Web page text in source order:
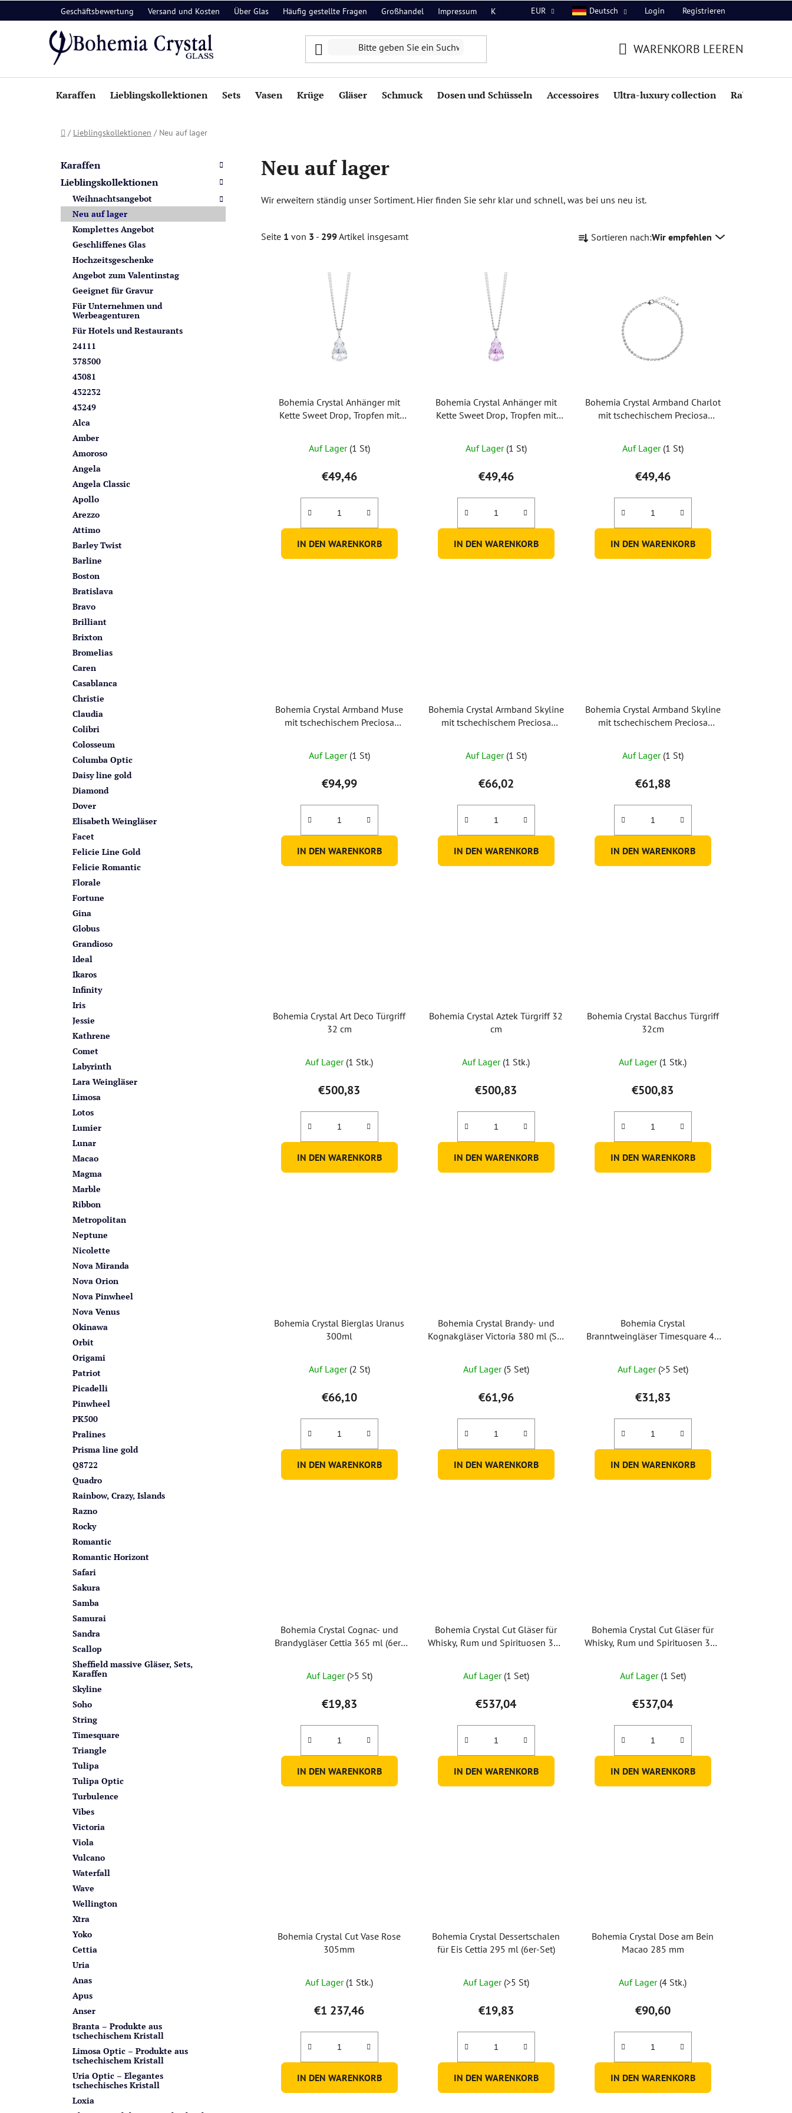
Inhalt
Geschäftsbewertung Versand und Kosten Über Glas Häufig gestellte Fragen Großhandel Impressum Kontakt EUR Deutsch Login Registrieren
WARENKORB LEEREN
Karaffen Lieblingskollektionen Sets Vasen Krüge Gläser Schmuck Dosen und Schüsseln Accessoires Ultra-luxury collection Rabatte
Startseite
/ Lieblingskollektionen / Neu auf lager
überspringen
Karaffen
Lieblingskollektionen
Weihnachtsangebot
Neu auf lager
Komplettes Angebot
Geschliffenes Glas
Hochzeitsgeschenke
Angebot zum Valentinstag
Geeignet für Gravur
Für Unternehmen und
Werbeagenturen
Für Hotels und Restaurants
24111
378500
43081
432232
43249
Alca
Amber
Amoroso
Angela
Angela Classic
Apollo
Arezzo
Attimo
Barley Twist
Barline
Boston
Bratislava
Bravo
Brilliant
Brixton
Bromelias
Caren
Casablanca
Christie
Claudia
Colibri
Colosseum
Columba Optic
Daisy line gold
Diamond
Dover
Elisabeth Weingläser
Facet
Felicie Line Gold
Felicie Romantic
Florale
Fortune
Gina
Globus
Grandioso
Ideal
Ikaros
Infinity
Iris
Jessie
Kathrene
Comet
Labyrinth
Lara Weingläser
Limosa
Lotos
Lumier
Lunar
Macao
Magma
Marble
Ribbon
Metropolitan
Neptune
Nicolette
Nova Miranda
Nova Orion
Nova Pinwheel
Nova Venus
Okinawa
Orbit
Origami
Patriot
Picadelli
Pinwheel
PK500
Pralines
Prisma line gold
Q8722
Quadro
Rainbow, Crazy, Islands
Razno
Rocky
Romantic
Romantic Horizont
Safari
Sakura
Samba
Samurai
Sandra
Scallop
Sheffield massive Gläser, Sets,
Karaffen
Skyline
Soho
String
Timesquare
Triangle
Tulipa
Tulipa Optic
Turbulence
Vibes
Victoria
Viola
Vulcano
Waterfall
Wave
Wellington
Xtra
Yoko
Cettia
Uria
Anas
Apus
Anser
Branta – Produkte aus
tschechischem Kristall
Limosa Optic – Produkte aus
tschechischem Kristall
Uria Optic – Elegantes
tschechisches Kristall
Loxia
Neu auf lager
Wir erweitern ständig unser Sortiment. Hier finden Sie sehr klar und schnell, was bei uns neu ist.
Seite 1 von 3 - 299Artikel insgesamt
r
Sortieren nach:Wir empfehlen
Bohemia Crystal Anhänger mit
Kette Sweet Drop, Tropfen mit
Auf Lager (1 St)
€49,46
IN DEN WARENKORB
Bohemia Crystal Anhänger mit
Kette Sweet Drop, Tropfen mit
Auf Lager (1 St)
€49,46
IN DEN WARENKORB
Bohemia Crystal Armband Charlot
mit tschechischem Preciosa
Auf Lager (1 St)
€49,46
IN DEN WARENKORB
Bohemia Crystal Armband Muse
mit tschechischem Preciosa
Auf Lager (1 St)
€94,99
IN DEN WARENKORB
Bohemia Crystal Armband Skyline
mit tschechischem Preciosa
Auf Lager (1 St)
€66,02
IN DEN WARENKORB
Bohemia Crystal Armband Skyline
mit tschechischem Preciosa
Auf Lager (1 St)
€61,88
IN DEN WARENKORB
Bohemia Crystal Art Deco Türgriff
32 cm
Auf Lager (1 Stk.)
€500,83
IN DEN WARENKORB
Bohemia Crystal Aztek Türgriff 32
cm
Auf Lager (1 Stk.)
€500,83
IN DEN WARENKORB
Bohemia Crystal Bacchus Türgriff
32cm
Auf Lager (1 Stk.)
€500,83
IN DEN WARENKORB
Bohemia Crystal Bierglas Uranus
300ml
Auf Lager (2 St)
€66,10
IN DEN WARENKORB
Bohemia Crystal Brandy- und
Kognakgläser Victoria 380 ml (Set
Auf Lager (5 Set)
€61,96
IN DEN WARENKORB
Bohemia Crystal
Branntweingläser Timesquare 40
Auf Lager (>5 Set)
€31,83
IN DEN WARENKORB
Bohemia Crystal Cognac- und
Brandygläser Cettia 365 ml (6er-
Auf Lager (>5 St)
€19,83
IN DEN WARENKORB
Bohemia Crystal Cut Gläser für
Whisky, Rum und Spirituosen 320
Auf Lager (1 Set)
€537,04
IN DEN WARENKORB
Bohemia Crystal Cut Gläser für
Whisky, Rum und Spirituosen 320
Auf Lager (1 Set)
€537,04
IN DEN WARENKORB
Bohemia Crystal Cut Vase Rose
305mm
Auf Lager (1 Stk.)
€1 237,46
IN DEN WARENKORB
Bohemia Crystal Dessertschalen
für Eis Cettia 295 ml (6er-Set)
Auf Lager (>5 St)
€19,83
IN DEN WARENKORB
Bohemia Crystal Dose am Bein
Macao 285 mm
Auf Lager (4 Stk.)
€90,60
IN DEN WARENKORB